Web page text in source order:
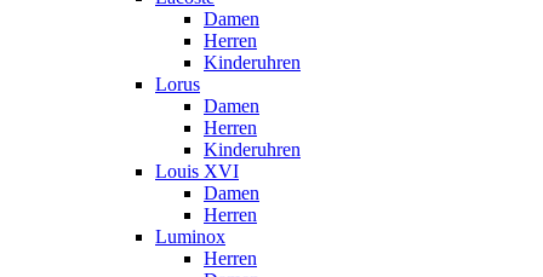
Damen
Herren
Kinderuhren
Lorus
Damen
Herren
Kinderuhren
Louis XVI
Damen
Herren
Luminox
Herren